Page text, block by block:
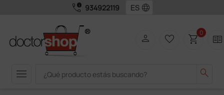
call_quality 934922119 language
menu search
person favorite_border shopping_cart0 two_pager